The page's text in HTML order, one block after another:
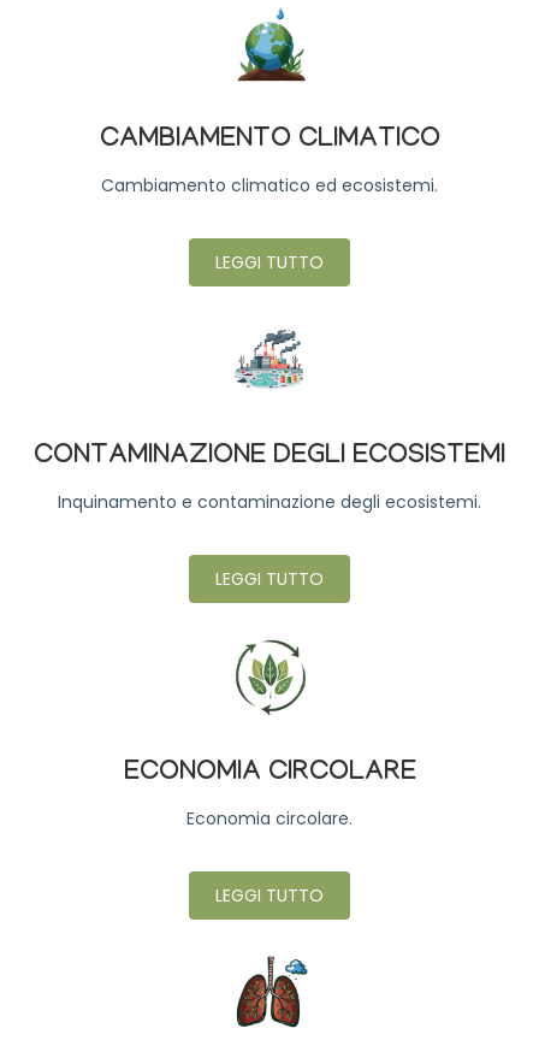
CAMBIAMENTO CLIMATICO
Cambiamento climatico ed ecosistemi.
LEGGI TUTTO
CONTAMINAZIONE DEGLI ECOSISTEMI
Inquinamento e contaminazione degli ecosistemi.
LEGGI TUTTO
ECONOMIA CIRCOLARE
Economia circolare.
LEGGI TUTTO